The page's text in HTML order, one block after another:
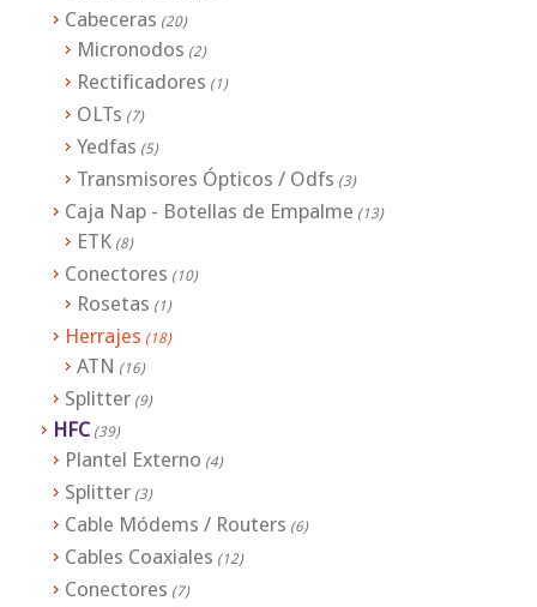
Cabeceras (20)
Micronodos (2)
Rectificadores (1)
OLTs (7)
Yedfas (5)
Transmisores Ópticos / Odfs (3)
Caja Nap - Botellas de Empalme (13)
ETK (8)
Conectores (10)
Rosetas (1)
Herrajes (18)
ATN (16)
Splitter (9)
HFC (39)
Plantel Externo (4)
Splitter (3)
Cable Módems / Routers (6)
Cables Coaxiales (12)
Conectores (7)